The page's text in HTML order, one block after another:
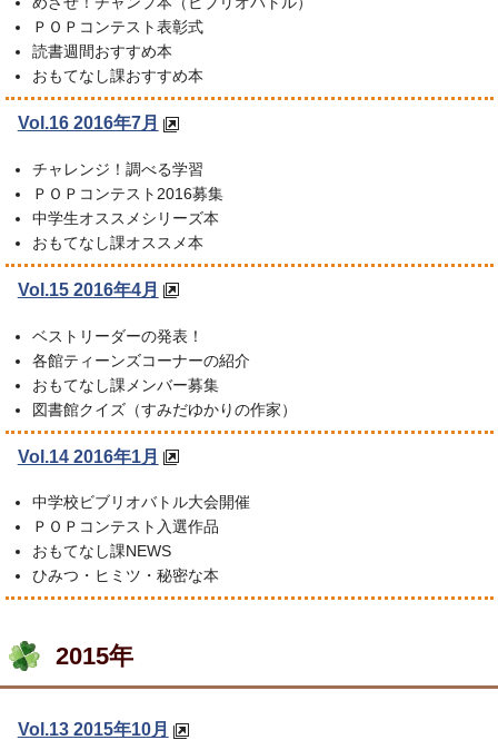
ＰＯＰコンテスト表彰式
読書週間おすすめ本
おもてなし課おすすめ本
Vol.16 2016年7月
チャレンジ！調べる学習
ＰＯＰコンテスト2016募集
中学生オススメシリーズ本
おもてなし課オススメ本
Vol.15 2016年4月
ベストリーダーの発表！
各館ティーンズコーナーの紹介
おもてなし課メンバー募集
図書館クイズ（すみだゆかりの作家）
Vol.14 2016年1月
中学校ビブリオバトル大会開催
ＰＯＰコンテスト入選作品
おもてなし課NEWS
ひみつ・ヒミツ・秘密な本
2015年
Vol.13 2015年10月